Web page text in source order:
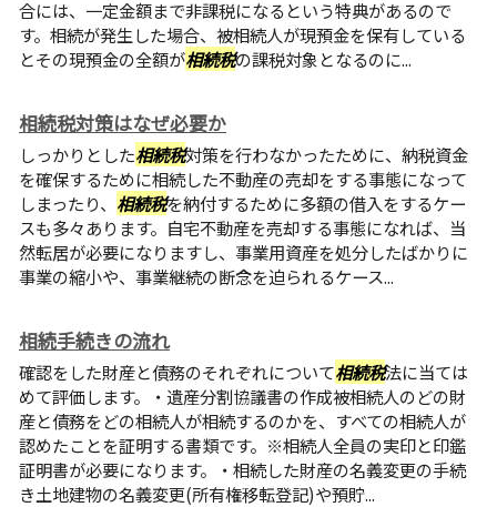
合には、一定金額まで非課税になるという特典があるので
す。相続が発生した場合、被相続人が現預金を保有している
とその現預金の全額が相続税の課税対象となるのに...
相続税対策はなぜ必要か
しっかりとした相続税対策を行わなかったために、納税資金
を確保するために相続した不動産の売却をする事態になって
しまったり、 相続税を納付するために多額の借入をするケー
スも多々あります。自宅不動産を売却する事態になれば、当
然転居が必要になりますし、事業用資産を処分したばかりに
事業の縮小や、事業継続の断念を迫られるケース...
相続手続きの流れ
確認をした財産と債務のそれぞれについて相続税法に当ては
めて評価します。・遺産分割協議書の作成被相続人のどの財
産と債務をどの相続人が相続するのかを、すべての相続人が
認めたことを証明する書類です。※相続人全員の実印と印鑑
証明書が必要になります。・相続した財産の名義変更の手続
き土地建物の名義変更(所有権移転登記)や預貯...